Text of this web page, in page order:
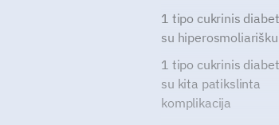
1 tipo cukrinis
su
1 tipo cukrinis
su kita patikslinta
komplikacija